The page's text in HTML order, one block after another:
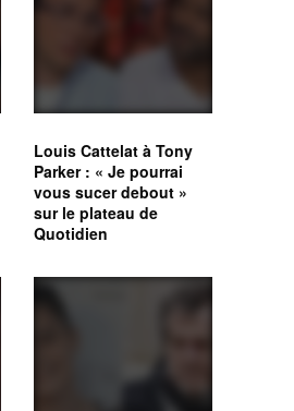
Louis Cattelat à Tony
Parker : « Je pourrai
vous sucer debout »
sur le plateau de
Quotidien